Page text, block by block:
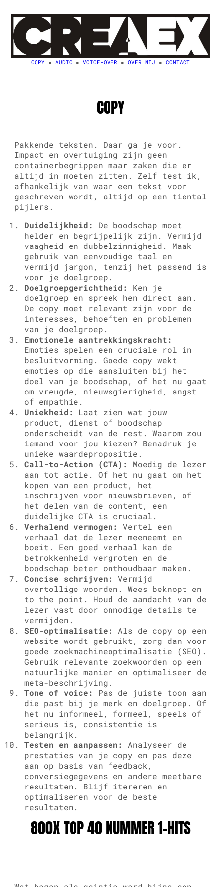
naar
inhoud
COPY ▪️ AUDIO ▪️ VOICE-OVER ▪️ OVER MIJ ▪️ CONTACT
COPY
Pakkende teksten. Daar ga je voor.
Impact en overtuiging zijn geen
containerbegrippen maar zaken die er
altijd in moeten zitten. Zelf test ik,
afhankelijk van waar een tekst voor
geschreven wordt, altijd op een tiental
pijlers.
Duidelijkheid:
De boodschap moet
helder en begrijpelijk zijn. Vermijd
vaagheid en dubbelzinnigheid. Maak
gebruik van eenvoudige taal en
vermijd jargon, tenzij het passend is
voor je doelgroep.
Doelgroepgerichtheid:
Ken je
doelgroep en spreek hen direct aan.
De copy moet relevant zijn voor de
interesses, behoeften en problemen
van je doelgroep.
Emotionele aantrekkingskracht:
Emoties spelen een cruciale rol in
besluitvorming. Goede copy wekt
emoties op die aansluiten bij het
doel van je boodschap, of het nu gaat
om vreugde, nieuwsgierigheid, angst
of empathie.
Uniekheid:
Laat zien wat jouw
product, dienst of boodschap
onderscheidt van de rest. Waarom zou
iemand voor jou kiezen? Benadruk je
unieke waardepropositie.
Call-to-Action (CTA):
Moedig de lezer
aan tot actie. Of het nu gaat om het
kopen van een product, het
inschrijven voor nieuwsbrieven, of
het delen van de content, een
duidelijke CTA is cruciaal.
Verhalend vermogen:
Vertel een
verhaal dat de lezer meeneemt en
boeit. Een goed verhaal kan de
betrokkenheid vergroten en de
boodschap beter onthoudbaar maken.
Concise schrijven:
Vermijd
overtollige woorden. Wees beknopt en
to the point. Houd de aandacht van de
lezer vast door onnodige details te
vermijden.
SEO-optimalisatie:
Als de copy op een
website wordt gebruikt, zorg dan voor
goede zoekmachineoptimalisatie (SEO).
Gebruik relevante zoekwoorden op een
natuurlijke manier en optimaliseer de
meta-beschrijving.
Tone of voice:
Pas de juiste toon aan
die past bij je merk en doelgroep. Of
het nu informeel, formeel, speels of
serieus is, consistentie is
belangrijk.
Testen en aanpassen:
Analyseer de
prestaties van je copy en pas deze
aan op basis van feedback,
conversiegegevens en andere meetbare
resultaten. Blijf itereren en
optimaliseren voor de beste
resultaten.
800X TOP 40 NUMMER 1-HITS